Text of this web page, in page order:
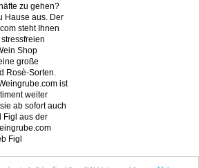
zu gehen?
Hause aus. Der
steht Ihnen
Shop
große
Rosè-Sorten.
ist
weiter
ab sofort auch
Figl aus der
Figl